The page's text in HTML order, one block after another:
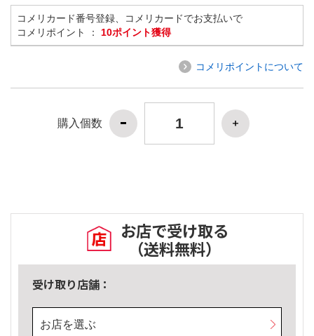
コメリカード番号登録、コメリカードでお支払いで
コメリポイント ： 10ポイント獲得
コメリポイントについて
購入個数
お店で受け取る
（送料無料）
受け取り店舗：
お店を選ぶ